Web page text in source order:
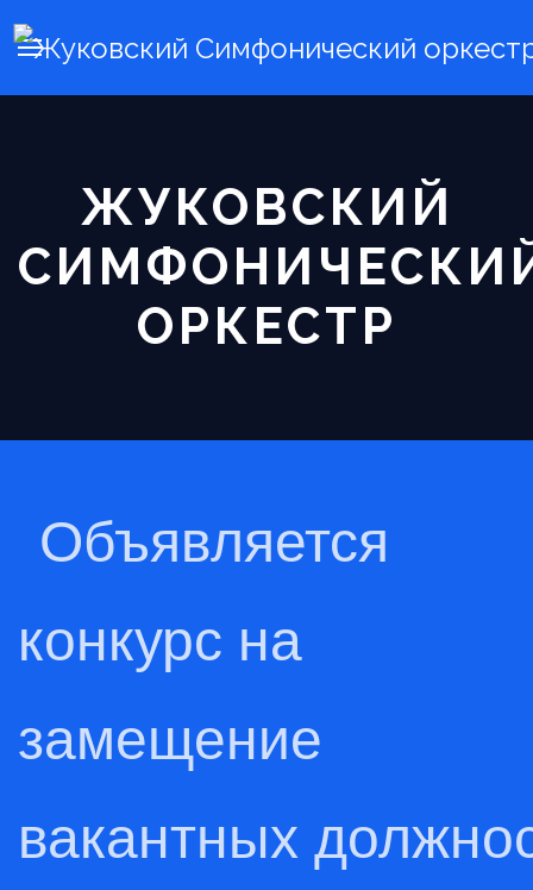
ЖУКОВСКИЙ
ОРКЕСТР
Объявляется
конкурс на
замещение
вакантных